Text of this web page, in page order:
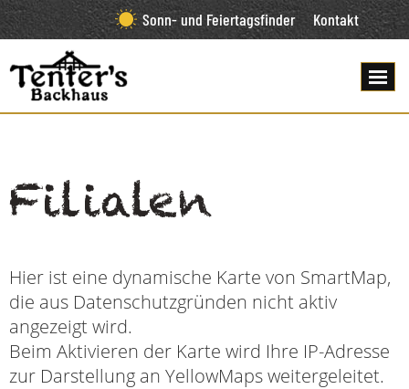
Sonn- und Feiertagsfinder Kontakt
Filialen
Hier ist eine dynamische Karte von SmartMap,
die aus Datenschutzgründen nicht aktiv
angezeigt wird.
Beim Aktivieren der Karte wird Ihre IP-Adresse
zur Darstellung an YellowMaps weitergeleitet.